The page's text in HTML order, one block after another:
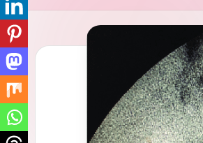
o
m
resúmenes,